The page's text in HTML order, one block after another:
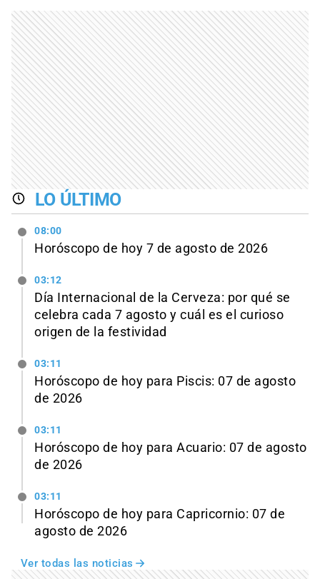
LO ÚLTIMO
08:00
Horóscopo de hoy 7 de agosto de 2026
03:12
Día Internacional de la Cerveza: por qué se
celebra cada 7 agosto y cuál es el curioso
origen de la festividad
03:11
Horóscopo de hoy para Piscis: 07 de agosto
de 2026
03:11
Horóscopo de hoy para Acuario: 07 de agosto
de 2026
03:11
Horóscopo de hoy para Capricornio: 07 de
agosto de 2026
Ver todas las noticias